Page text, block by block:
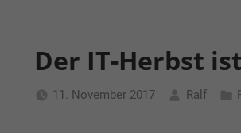
Der IT-Herbst
11. November 2017 Ralf